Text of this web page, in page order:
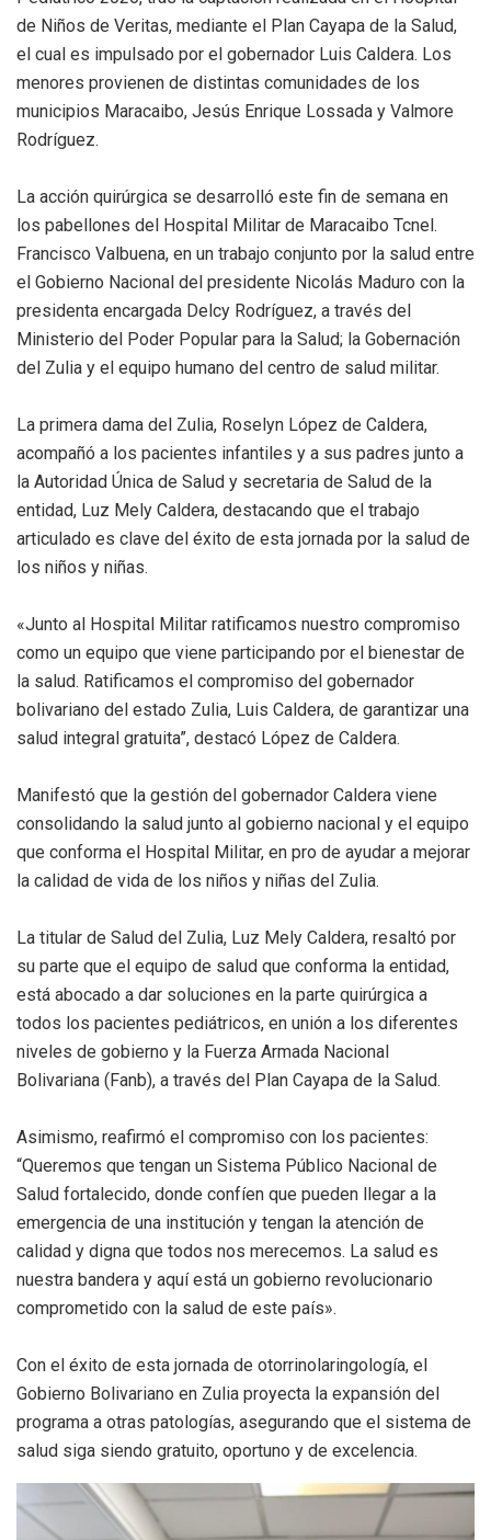
de Niños de Veritas, mediante el Plan Cayapa de la Salud,
el cual es impulsado por el gobernador Luis Caldera. Los
menores provienen de distintas comunidades de los
municipios Maracaibo, Jesús Enrique Lossada y Valmore
Rodríguez.
La acción quirúrgica se desarrolló este fin de semana en
los pabellones del Hospital Militar de Maracaibo Tcnel.
Francisco Valbuena, en un trabajo conjunto por la salud entre
el Gobierno Nacional del presidente Nicolás Maduro con la
presidenta encargada Delcy Rodríguez, a través del
Ministerio del Poder Popular para la Salud; la Gobernación
del Zulia y el equipo humano del centro de salud militar.
La primera dama del Zulia, Roselyn López de Caldera,
acompañó a los pacientes infantiles y a sus padres junto a
la Autoridad Única de Salud y secretaria de Salud de la
entidad, Luz Mely Caldera, destacando que el trabajo
articulado es clave del éxito de esta jornada por la salud de
los niños y niñas.
«Junto al Hospital Militar ratificamos nuestro compromiso
como un equipo que viene participando por el bienestar de
la salud. Ratificamos el compromiso del gobernador
bolivariano del estado Zulia, Luis Caldera, de garantizar una
salud integral gratuita”, destacó López de Caldera.
Manifestó que la gestión del gobernador Caldera viene
consolidando la salud junto al gobierno nacional y el equipo
que conforma el Hospital Militar, en pro de ayudar a mejorar
la calidad de vida de los niños y niñas del Zulia.
La titular de Salud del Zulia, Luz Mely Caldera, resaltó por
su parte que el equipo de salud que conforma la entidad,
está abocado a dar soluciones en la parte quirúrgica a
todos los pacientes pediátricos, en unión a los diferentes
niveles de gobierno y la Fuerza Armada Nacional
Bolivariana (Fanb), a través del Plan Cayapa de la Salud.
Asimismo, reafirmó el compromiso con los pacientes:
“Queremos que tengan un Sistema Público Nacional de
Salud fortalecido, donde confíen que pueden llegar a la
emergencia de una institución y tengan la atención de
calidad y digna que todos nos merecemos. La salud es
nuestra bandera y aquí está un gobierno revolucionario
comprometido con la salud de este país».
Con el éxito de esta jornada de otorrinolaringología, el
Gobierno Bolivariano en Zulia proyecta la expansión del
programa a otras patologías, asegurando que el sistema de
salud siga siendo gratuito, oportuno y de excelencia.